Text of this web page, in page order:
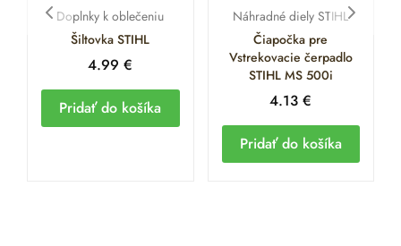
Doplnky k oblečeniu
Šiltovka STIHL
4.99€
Pridať do košíka
Náhradné diely STIHL
Čiapočka pre
Vstrekovacie čerpadlo
STIHL MS 500i
4.13€
Pridať do košíka